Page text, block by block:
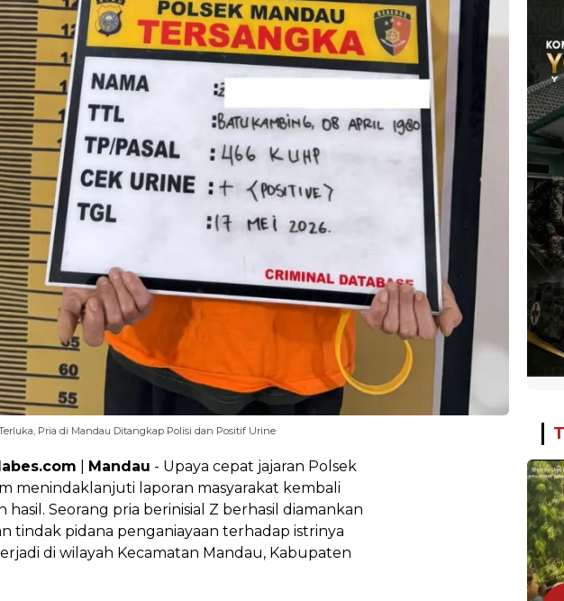
Pria di Mandau Ditangkap Polisi dan Positif Urine
Mandau - Upaya cepat jajaran Polsek
menindaklanjuti laporan masyarakat kembali
hasil. Seorang pria berinisial Z berhasil diamankan
tindak pidana penganiayaan terhadap istrinya
di wilayah Kecamatan Mandau, Kabupaten